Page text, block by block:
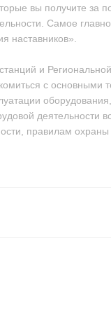
вы получите за
Самое
наставников».
и
с основными
деятельности
правилам охраны